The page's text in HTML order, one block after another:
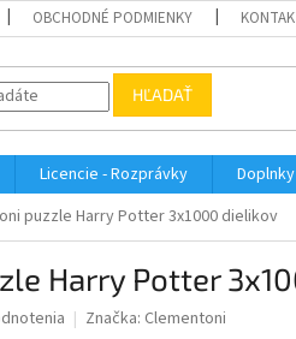
OBCHODNÉ PODMIENKY
HĽADAŤ
Licencie - Rozprávky Doplnky
puzzle Harry Potter 3x1000 dielikov
Harry Potter
Značka: Clementoni